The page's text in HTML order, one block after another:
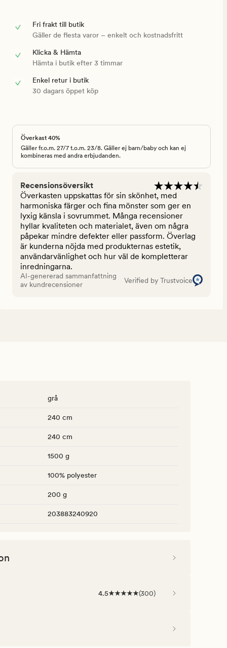
Fri frakt till butik
Gäller de flesta varor – enkelt och kostnadsfritt
Klicka & Hämta
Hämta i butik efter 3 timmar
Enkel retur i butik
30 dagars öppet köp
Överkast 40%
Gäller fr.o.m. 27/7 t.o.m. 23/8. Gäller ej barn/baby och kan ej
kombineras med andra erbjudanden.
Recensionsöversikt
Överkasten uppskattas för sin skönhet, med
harmoniska färger och fina mönster som ger en
lyxig känsla i sovrummet. Många recensioner
hyllar kvaliteten och materialet, även om några
påpekar mindre defekter eller passform. Överlag
är kunderna nöjda med produkternas estetik,
användarvänlighet och hur väl de kompletterar
inredningarna.
AI-genererad sammanfattning
av kundrecensioner
Verified by Trustvoice
grå
240 cm
240 cm
1500 g
100% polyester
200 g
203883240920
4.5 (300)